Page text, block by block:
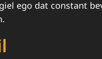
ego dat constant